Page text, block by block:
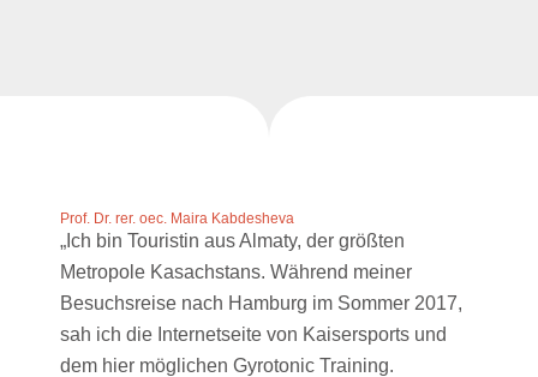
Prof. Dr. rer. oec. Maira Kabdesheva
„Ich bin Touristin aus Almaty, der größten
Metropole Kasachstans. Während meiner
Besuchsreise nach Hamburg im Sommer 2017,
sah ich die Internetseite von Kaisersports und
dem hier möglichen Gyrotonic Training.